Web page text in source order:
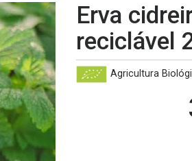
Erva
reciclável
Agricultura